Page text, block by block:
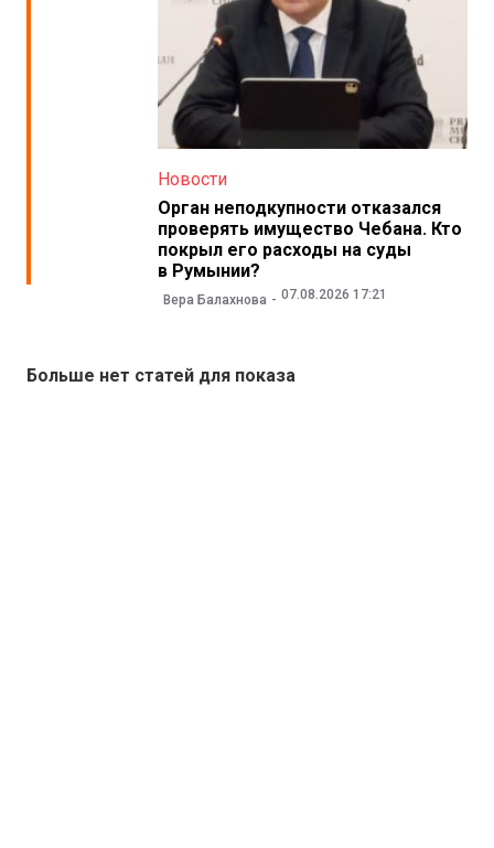
Новости
Орган неподкупности отказался
проверять имущество Чебана. Кто
покрыл его расходы на суды
в Румынии?
Вера Балахнова 07.08.2026 17:21
Больше нет статей для показа